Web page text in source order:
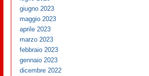
giugno 2023
maggio 2023
aprile 2023
marzo 2023
febbraio 2023
gennaio 2023
dicembre 2022